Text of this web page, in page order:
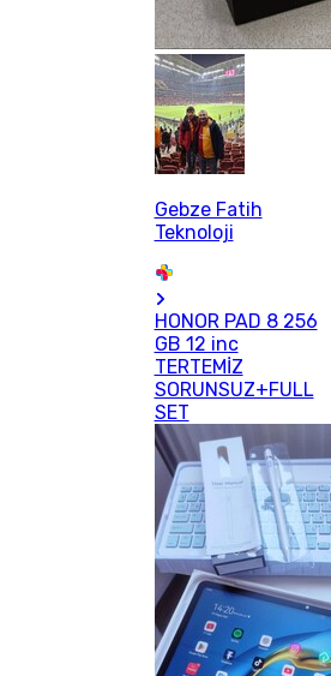
Gebze Fatih
Teknoloji
HONOR PAD 8 256
GB 12 inc
TERTEMİZ
SORUNSUZ+FULL
SET